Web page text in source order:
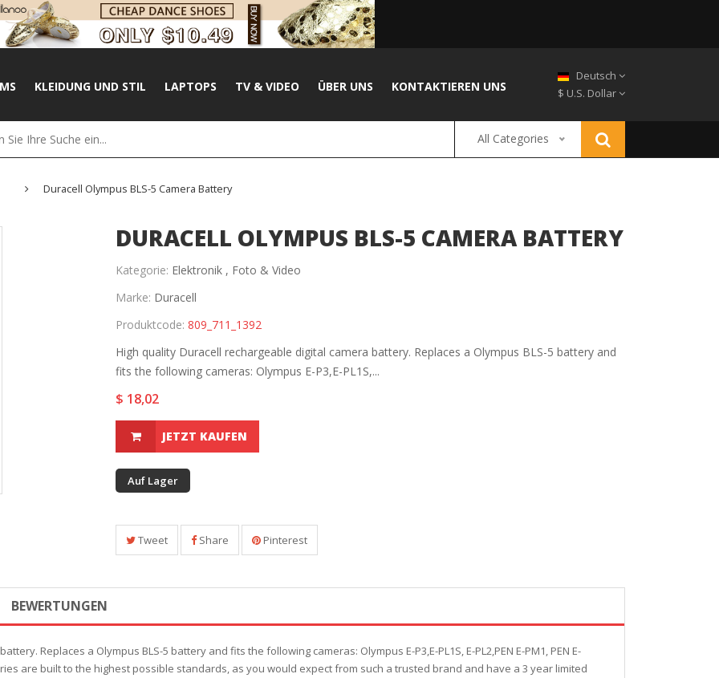
KLEIDUNG UND STIL LAPTOPS TV & VIDEO ÜBER UNS KONTAKTIEREN UNS
Deutsch
$ U.S. Dollar
All Categories
Duracell Olympus BLS-5 Camera Battery
DURACELL OLYMPUS BLS-5 CAMERA BATTERY
Kategorie: Elektronik , Foto & Video
Marke: Duracell
Produktcode: 809_711_1392
High quality Duracell rechargeable digital camera battery. Replaces a Olympus BLS-5 battery and
fits the following cameras: Olympus E-P3,E-PL1S,...
$ 18,02
JETZT KAUFEN
Auf Lager
Tweet Share Pinterest
BEWERTUNGEN
Replaces a Olympus BLS-5 battery and fits the following cameras: Olympus E-P3,E-PL1S, E-PL2,PEN E-PM1, PEN E-
are built to the highest possible standards, as you would expect from such a trusted brand and have a 3 year limited